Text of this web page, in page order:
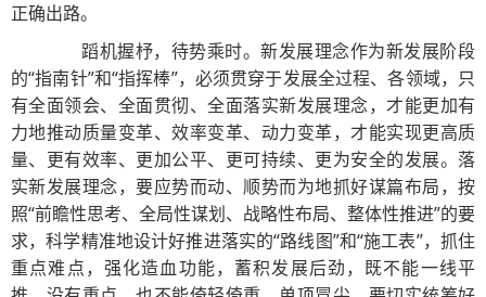
正确出路。
蹈机握杼，待势乘时。新发展理念作为新发展阶段
的“指南针”和“指挥棒”，必须贯穿于发展全过程、各领域，只
有全面领会、全面贯彻、全面落实新发展理念，才能更加有
力地推动质量变革、效率变革、动力变革，才能实现更高质
量、更有效率、更加公平、更可持续、更为安全的发展。落
实新发展理念，要应势而动、顺势而为地抓好谋篇布局，按
照“前瞻性思考、全局性谋划、战略性布局、整体性推进”的要
求，科学精准地设计好推进落实的“路线图”和“施工表”，抓住
重点难点，强化造血功能，蓄积发展后劲，既不能一线平